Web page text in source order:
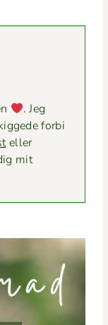
. Jeg
for­bi
eller
mit